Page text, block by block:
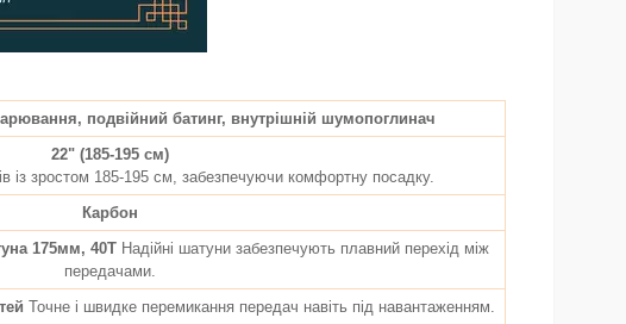
подвійний батинг, внутрішній шумопоглинач
22" (185-195 см)
із зростом 185-195 см, забезпечуючи комфортну посадку.
Карбон
175мм, 40TНадійні шатуни забезпечують плавний перехід між
передачами.
Точне і швидке перемикання передач навіть під навантаженням.